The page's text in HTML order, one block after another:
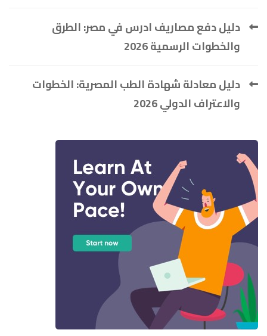
دليل دفع مصاريف ادرس في مصر: الطرق
والخطوات الرسمية 2026
دليل معادلة شهادة الطب المصرية: الخطوات
والاعتراف الدولي 2026